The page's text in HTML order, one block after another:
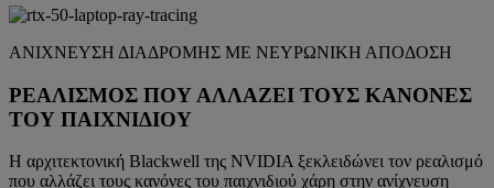
ΑΝΙΧΝΕΥΣΗ ΔΙΑΔΡΟΜΗΣ ΜΕ ΝΕΥΡΩΝΙΚΗ ΑΠΟΔΟΣΗ
ΡΕΑΛΙΣΜΟΣ ΠΟΥ ΑΛΛΑΖΕΙ ΤΟΥΣ ΚΑΝΟΝΕΣ
ΤΟΥ ΠΑΙΧΝΙΔΙΟΥ
Η αρχιτεκτονική Blackwell της NVIDIA ξεκλειδώνει τον ρεαλισμό
που αλλάζει τους κανόνες του παιχνιδιού χάρη στην ανίχνευση